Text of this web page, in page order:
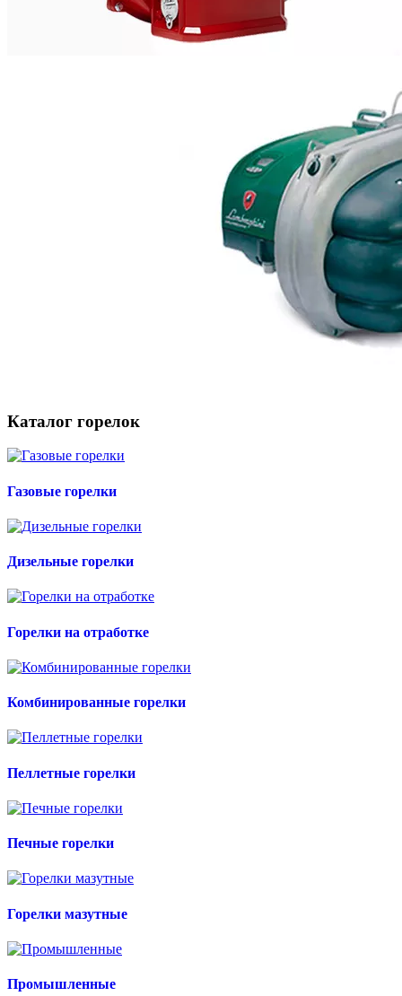
Каталог горелок
Газовые горелки
Дизельные горелки
Горелки на отработке
Комбинированные горелки
Пеллетные горелки
Печные горелки
Горелки мазутные
Промышленные